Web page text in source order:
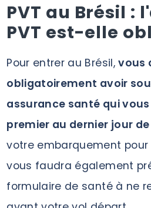
PVT au Brésil :
PVT est-elle
Pour entrer au Brésil,vous
obligatoirement avoir
assurance santé qui
premier au dernier jour
votre embarquement pour
vous faudra également
formulaire de santé à ne